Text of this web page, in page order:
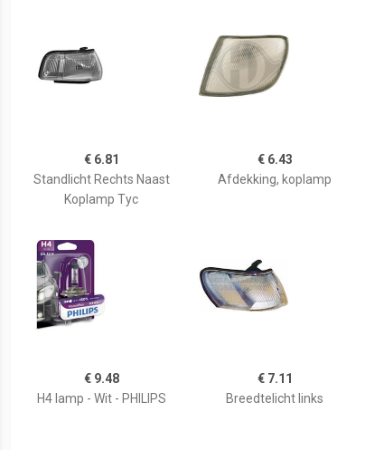
€ 6.81
Standlicht Rechts Naast
Koplamp Tyc
€ 6.43
Afdekking, koplamp
€ 9.48
H4 lamp - Wit - PHILIPS
€ 7.11
Breedtelicht links